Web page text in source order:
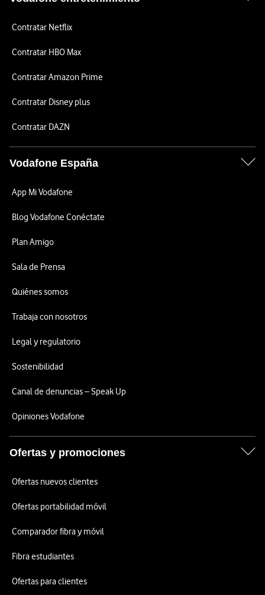
Contratar Netflix
Contratar HBO Max
Contratar Amazon Prime
Contratar Disney plus
Contratar DAZN
Vodafone España
App Mi Vodafone
Blog Vodafone Conéctate
Plan Amigo
Sala de Prensa
Quiénes somos
Trabaja con nosotros
Legal y regulatorio
Sostenibilidad
Canal de denuncias – Speak Up
Opiniones Vodafone
Ofertas y promociones
Ofertas nuevos clientes
Ofertas portabilidad móvil
Comparador fibra y móvil
Fibra estudiantes
Ofertas para clientes